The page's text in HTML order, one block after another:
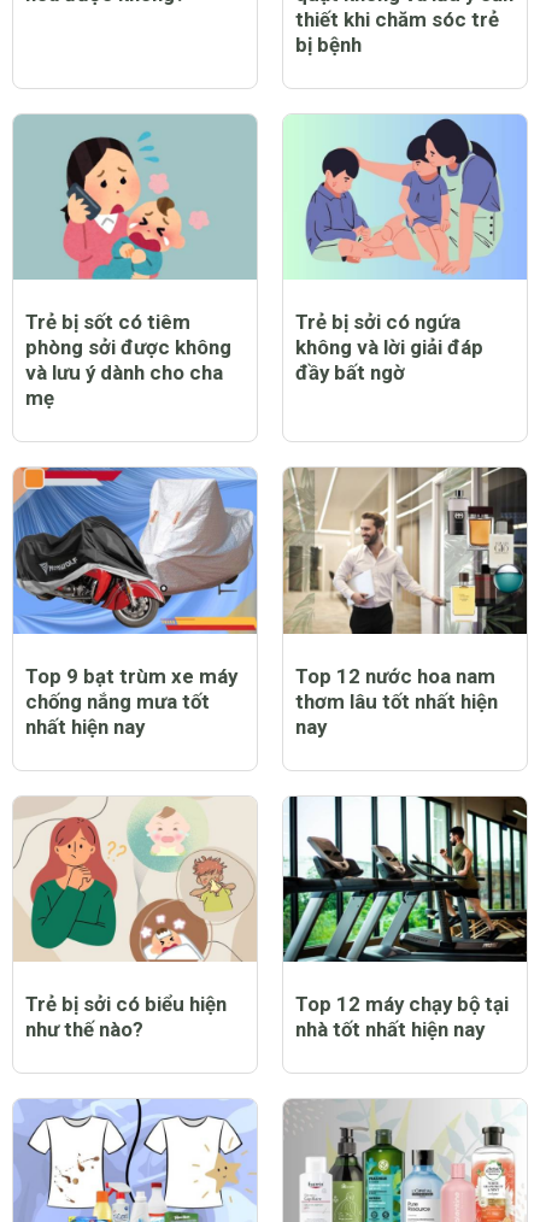
thiết khi chăm sóc trẻ
bị bệnh
Trẻ bị sốt có tiêm
phòng sởi được không
và lưu ý dành cho cha
mẹ
Trẻ bị sởi có ngứa
không và lời giải đáp
đầy bất ngờ
Top 9 bạt trùm xe máy
chống nắng mưa tốt
nhất hiện nay
Top 12 nước hoa nam
thơm lâu tốt nhất hiện
nay
Trẻ bị sởi có biểu hiện
như thế nào?
Top 12 máy chạy bộ tại
nhà tốt nhất hiện nay